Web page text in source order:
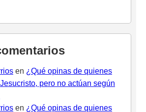
en ¿Qué opinas de quienes
pero no actúan según
en ¿Qué opinas de quienes